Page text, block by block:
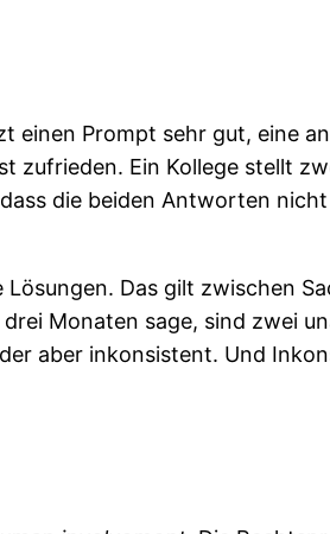
einen Prompt sehr gut, eine
zufrieden. Ein Kollege stellt
die beiden Antworten
Das gilt zwischen
Monaten sage, sind zwei
aber inkonsistent. Und